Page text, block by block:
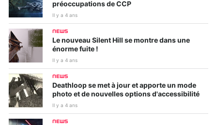
préoccupations de CCP
Il y a 4 ans
NEWS
Le nouveau Silent Hill se montre dans une
énorme fuite !
Il y a 4 ans
NEWS
Deathloop se met à jour et apporte un mode
photo et de nouvelles options d'accessibilité
Il y a 4 ans
NEWS